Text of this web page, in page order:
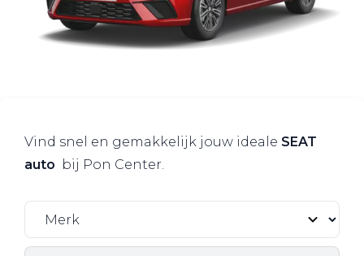
Vind snel en gemakkelijk jouw ideale SEAT
auto bij Pon Center.